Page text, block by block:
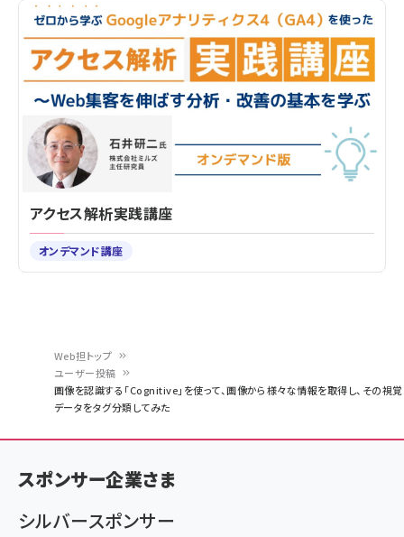
く
ず
Web担トップ
ユーザー投稿
画像を認識する「Cognitive」を使って、画像から様々な情報を取得し、その視覚
データをタグ分類してみた
アクセス解析実践講座
オンデマンド講座
スポンサー企業さま
シルバースポンサー